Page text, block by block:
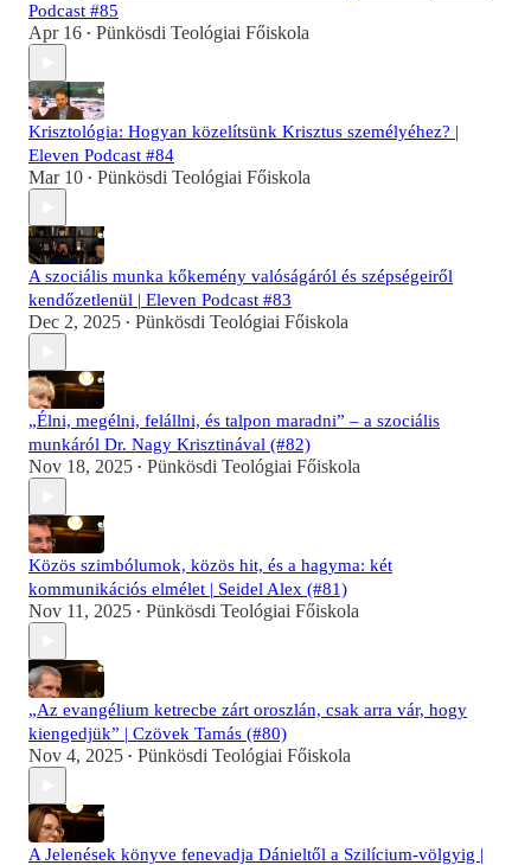
Podcast #85
Apr 16 • Pünkösdi Teológiai Főiskola
Krisztológia: Hogyan közelítsünk Krisztus személyéhez? |
Eleven Podcast #84
Mar 10 • Pünkösdi Teológiai Főiskola
A szociális munka kőkemény valóságáról és szépségeiről
kendőzetlenül | Eleven Podcast #83
Dec 2, 2025 • Pünkösdi Teológiai Főiskola
„Élni, megélni, felállni, és talpon maradni” – a szociális
munkáról Dr. Nagy Krisztinával (#82)
Nov 18, 2025 • Pünkösdi Teológiai Főiskola
Közös szimbólumok, közös hit, és a hagyma: két
kommunikációs elmélet | Seidel Alex (#81)
Nov 11, 2025 • Pünkösdi Teológiai Főiskola
„Az evangélium ketrecbe zárt oroszlán, csak arra vár, hogy
kiengedjük” | Czövek Tamás (#80)
Nov 4, 2025 • Pünkösdi Teológiai Főiskola
A Jelenések könyve fenevadja Dánieltől a Szilícium-völgyig |